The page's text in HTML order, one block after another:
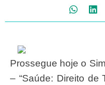
Prossegue hoje o Simpósio Nacional de Saúde
– “Saúde: Direito de